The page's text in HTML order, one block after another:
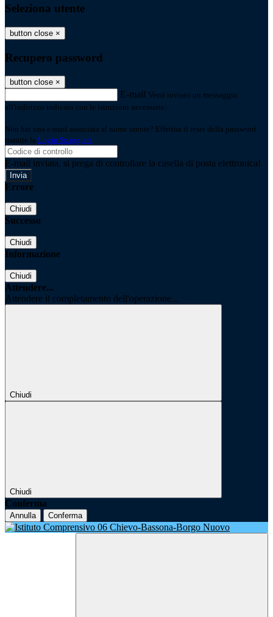
Seleziona utente
button close ×
Recupero password
button close ×
E-mail Verrà inviato un messaggio
all'indirizzo indicato con le istruzioni necessarie.
Non hai una e-mail associata al nome utente? Effettua il reset della password
tramite la Login Spaggiari
E-mail inviata, si prega di controllare la casella di posta elettronica!
Errore
Chiudi
Successo
Chiudi
Informazione
Chiudi
Attendere...
Attendere il completamento dell'operazione...
Chiudi
Chiudi
Conferma
Annulla Conferma